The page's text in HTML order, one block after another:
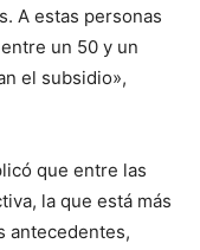
A estas personas
un 50 y un
el subsidio»,
que entre las
la que está más
antecedentes,